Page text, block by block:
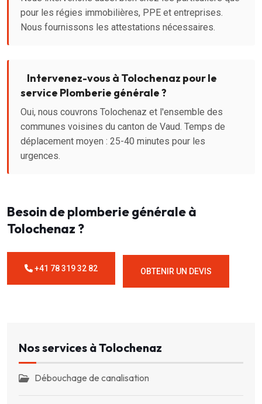
pour les régies immobilières, PPE et entreprises.
Nous fournissons les attestations nécessaires.
Intervenez-vous à Tolochenaz pour le
service Plomberie générale ?
Oui, nous couvrons Tolochenaz et l'ensemble des
communes voisines du canton de Vaud. Temps de
déplacement moyen : 25-40 minutes pour les
urgences.
Besoin de plomberie générale à
Tolochenaz ?
+41 78 319 32 82 OBTENIR UN DEVIS
Nos services à Tolochenaz
Débouchage de canalisation